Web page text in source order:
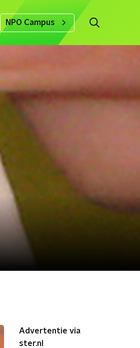
NPO Campus
Advertentie via
ster.nl